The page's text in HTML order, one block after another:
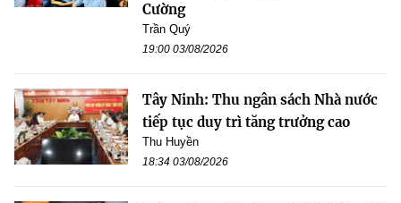
Cường
Trần Quý
19:00 03/08/2026
Tây Ninh: Thu ngân sách Nhà nước
tiếp tục duy trì tăng trưởng cao
Thu Huyền
18:34 03/08/2026